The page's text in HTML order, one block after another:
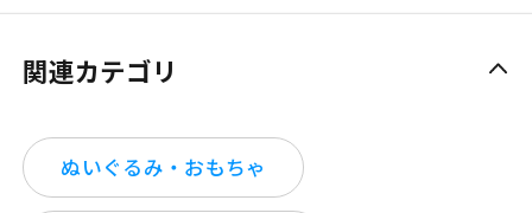
関連カテゴリ
ぬいぐるみ・おもちゃ